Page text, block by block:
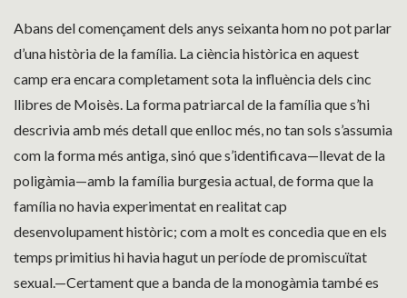
Abans del començament dels anys seixanta hom no pot parlar
d’una història de la família. La ciència històrica en aquest
camp era encara completament sota la influència dels cinc
llibres de Moisès. La forma patriarcal de la família que s’hi
descrivia amb més detall que enlloc més, no tan sols s’assumia
com la forma més antiga, sinó que s’identificava—llevat de la
poligàmia—amb la família burgesia actual, de forma que la
família no havia experimentat en realitat cap
desenvolupament històric; com a molt es concedia que en els
temps primitius hi havia hagut un període de promiscuïtat
sexual.—Certament que a banda de la monogàmia també es